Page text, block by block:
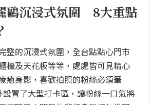
鷗沉浸式氛圍 8大重點
整的沉浸式氛圍，全台點點心門市
檯及天花板等等，處處皆可見精心
癒身影，喜歡拍照的粉絲必須筆
置了大型打卡區，讓粉絲一口氣將